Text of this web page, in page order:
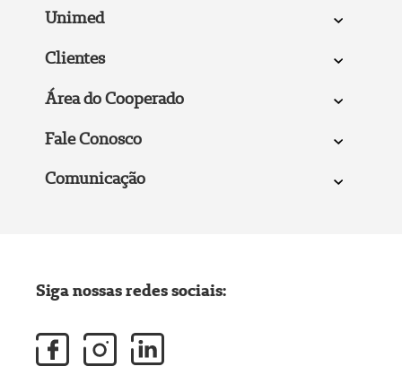
Unimed
Clientes
Área do Cooperado
Fale Conosco
Comunicação
Siga nossas redes sociais: